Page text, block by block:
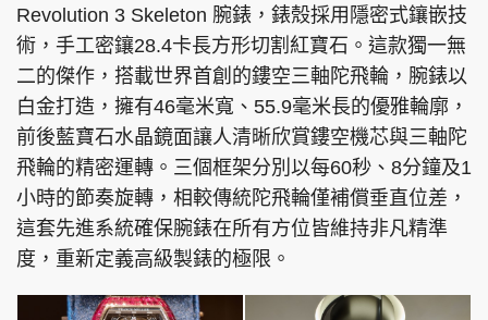
聯絡我們
隱私政策聲明
使用條款
版權及免責聲明
Copyright © 東周網 版權所有 . 不得轉載
©Eastweek.com.hk. All rights reserved.
Revolution 3 Skeleton 腕錶，錶殼採用隱密式鑲嵌技
術，手工密鑲28.4卡長方形切割紅寶石。這款獨一無
二的傑作，搭載世界首創的鏤空三軸陀飛輪，腕錶以
白金打造，擁有46毫米寬、55.9毫米長的優雅輪廓，
前後藍寶石水晶鏡面讓人清晰欣賞鏤空機芯與三軸陀
飛輪的精密運轉。三個框架分別以每60秒、8分鐘及1
小時的節奏旋轉，相較傳統陀飛輪僅補償垂直位差，
這套先進系統確保腕錶在所有方位皆維持非凡精準
度，重新定義高級製錶的極限。